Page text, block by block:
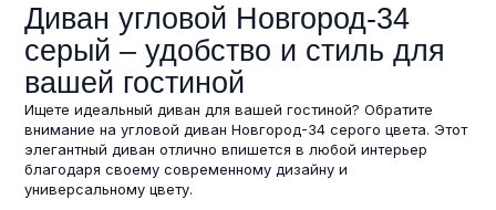
Диван угловой Новгород-34
серый – удобство и стиль для
вашей гостиной
Ищете идеальный диван для вашей гостиной? Обратите
внимание на угловой диван Новгород-34 серого цвета. Этот
элегантный диван отлично впишется в любой интерьер
благодаря своему современному дизайну и
универсальному цвету.